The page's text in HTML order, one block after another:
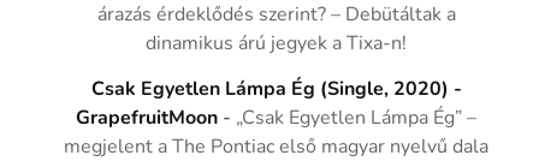
árazás érdeklődés szerint? – Debütáltak a
dinamikus árú jegyek a Tixa-n!
Csak Egyetlen Lámpa Ég (Single, 2020) -
GrapefruitMoon - „Csak Egyetlen Lámpa Ég” –
megjelent a The Pontiac első magyar nyelvű dala